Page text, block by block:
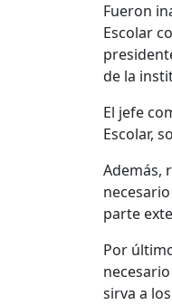
Fueron
Escolar
de la
El jefe
Escolar,
Además,
parte
Por
sirva a